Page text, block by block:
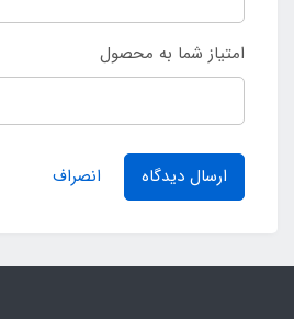
امتیاز شما به محصول
ارسال دیدگاه انصراف